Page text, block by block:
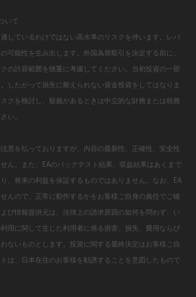
いて
しているわけではない高水準のリスクを伴います。レバ
可能性を生み出します。外国為替取引を決定する前に、
の許容範囲を慎重に考慮してください。当初投資の一部
したがって損失に耐えられない資金投資をしてはなりま
クを検討し、疑義があるときは中立的な財務または税務
い。
意を払っておりますが、内容の最新性、正確性、安全性
ん。また、EAのバックテスト結果、収益結果はあくまで
、将来の利益を保証するものではありません。なお、EA
んので、正常に動作するかをお客様ご自身の責任でご確
び情報提供元は、法律上の請求原因の如何を問わず、い
用に関して生じた利用者に係る損害、損失、費用ならび
ないものとします。投資に関する最終決定はお客様ご自
は、日本在住のお客様を勧誘することを意図したもので